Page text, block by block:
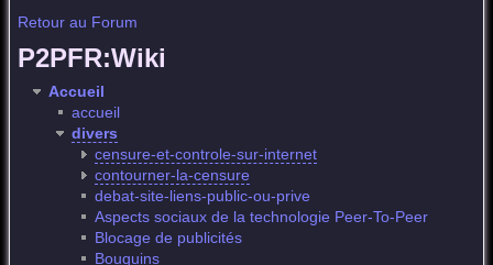
Retour au Forum
P2PFR:Wiki
Accueil
accueil
divers
censure-et-controle-sur-internet
contourner-la-censure
debat-site-liens-public-ou-prive
Aspects sociaux de la technologie Peer-To-Peer
Blocage de publicités
Bouquins